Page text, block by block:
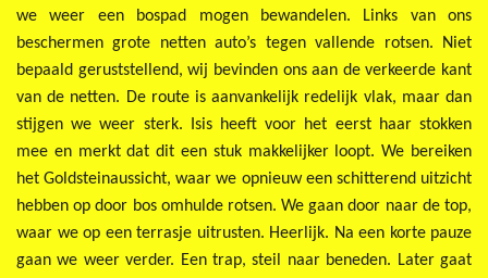
we weer een bospad mogen bewandelen. Links van ons
beschermen grote netten auto’s tegen vallende rotsen. Niet
bepaald geruststellend, wij bevinden ons aan de verkeerde kant
van de netten. De route is aanvankelijk redelijk vlak, maar dan
stijgen we weer sterk. Isis heeft voor het eerst haar stokken
mee en merkt dat dit een stuk makkelijker loopt. We bereiken
het Goldsteinaussicht, waar we opnieuw een schitterend uitzicht
hebben op door bos omhulde rotsen. We gaan door naar de top,
waar we op een terrasje uitrusten. Heerlijk. Na een korte pauze
gaan we weer verder. Een trap, steil naar beneden. Later gaat